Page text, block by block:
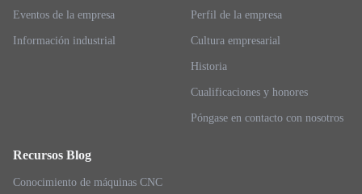
Eventos de la empresa
Información industrial
Perfil de la empresa
Cultura empresarial
Historia
Cualificaciones y honores
Póngase en contacto con nosotros
Recursos Blog
Conocimiento de máquinas CNC